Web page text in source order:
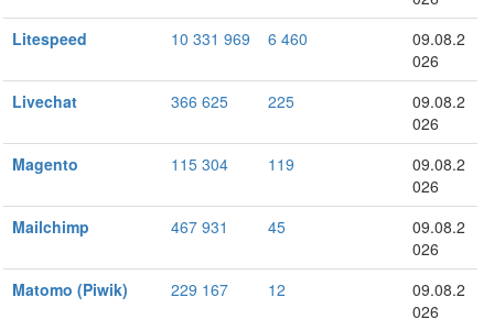
Litespeed
10 331 969 6 460
09.08.2
026
Livechat
366 625 225
09.08.2
026
Magento
115 304 119
09.08.2
026
Mailchimp
467 931 45
09.08.2
026
Matomo (Piwik)
229 167 12
09.08.2
026